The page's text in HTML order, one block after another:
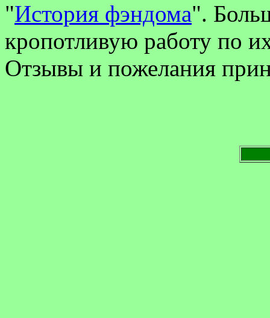
"История фэндома".
кропотливую работу по
Отзывы и пожелания